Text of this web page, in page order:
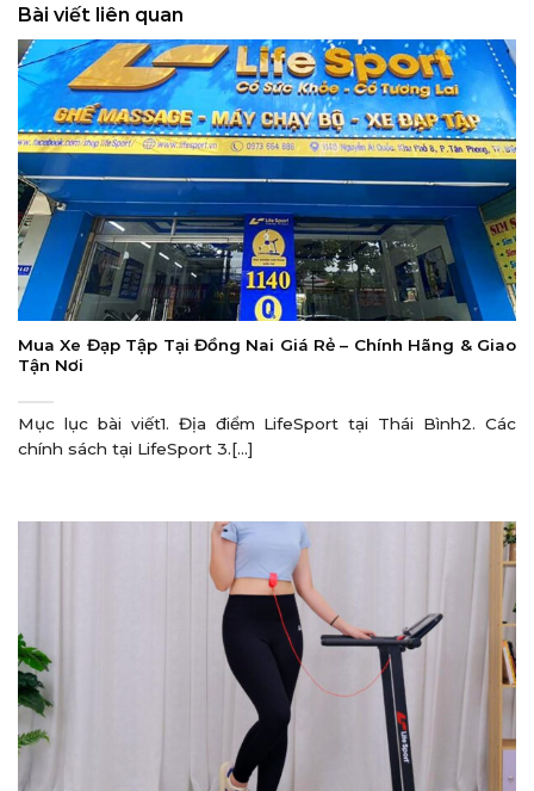
Bài viết liên quan
Mua Xe Đạp Tập Tại Đồng Nai Giá Rẻ – Chính Hãng & Giao
Tận Nơi
Mục lục bài viết1. Địa điểm LifeSport tại Thái Bình2. Các
chính sách tại LifeSport 3.[...]